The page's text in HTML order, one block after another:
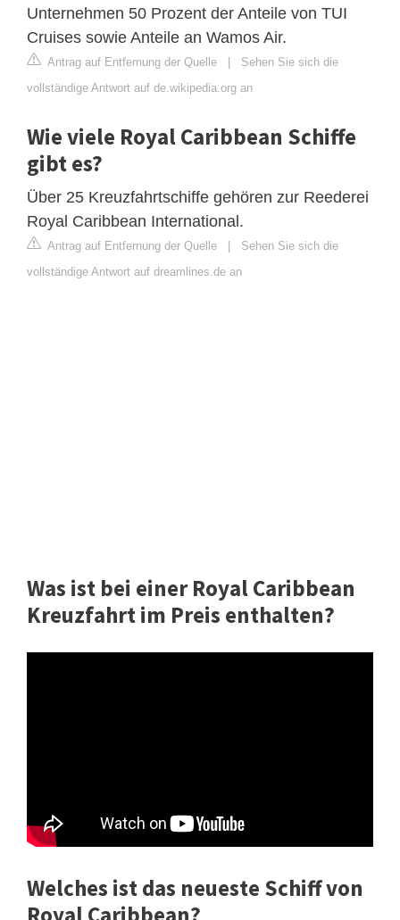
Unternehmen 50 Prozent der Anteile von TUI
Cruises sowie Anteile an Wamos Air.
Antrag auf Entfernung der Quelle
Sehen Sie sich die
vollständige Antwort auf de.wikipedia.org an
Wie viele Royal Caribbean Schiffe
gibt es?
Über 25 Kreuzfahrtschiffe gehören zur Reederei
Royal Caribbean International.
Antrag auf Entfernung der Quelle
Sehen Sie sich die
vollständige Antwort auf dreamlines.de an
Was ist bei einer Royal Caribbean
Kreuzfahrt im Preis enthalten?
Welches ist das neueste Schiff von
Royal Caribbean?